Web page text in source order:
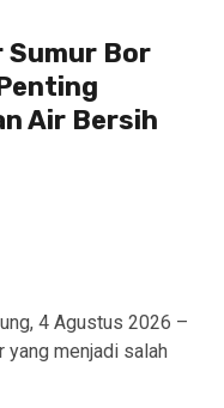
Sumur Bor
Air Bersih
4 Agustus 2026 –
yang menjadi salah